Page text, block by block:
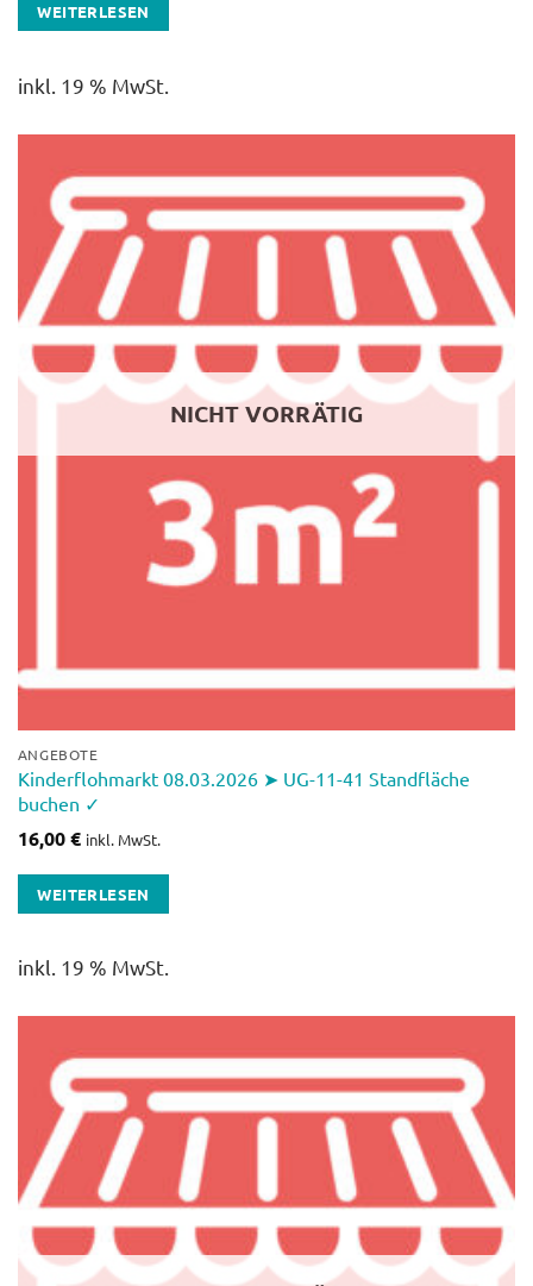
WEITERLESEN
inkl. 19 % MwSt.
NICHT VORRÄTIG
ANGEBOTE
Kinderflohmarkt 08.03.2026 ➤ UG-11-41 Standfläche
buchen ✓
16,00€ inkl. MwSt.
WEITERLESEN
inkl. 19 % MwSt.